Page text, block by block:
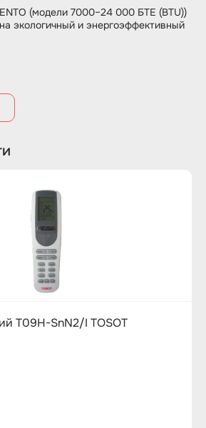
(модели 7000–24 000 БТЕ (BTU))
экологичный и энергоэффективный
T09H-SnN2/I TOSOT